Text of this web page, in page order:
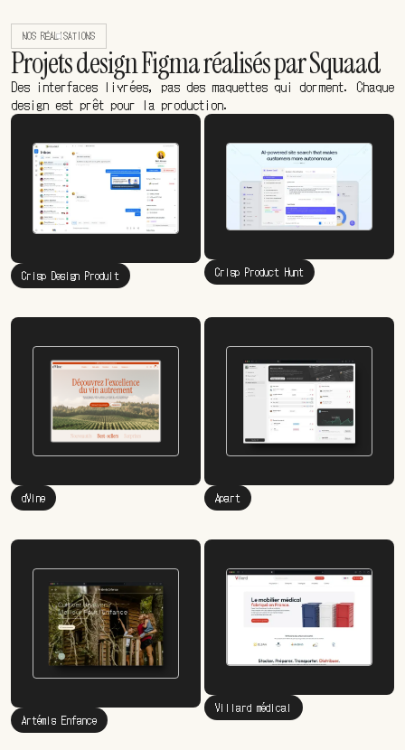
NOS RÉALISATIONS
Projets design Figma réalisés par Squaad
Des interfaces livrées, pas des maquettes qui dorment. Chaque
design est prêt pour la production.
Crisp Design Produit Crisp Product Hunt
dVine Apart
Artémis Enfance
Villard médical